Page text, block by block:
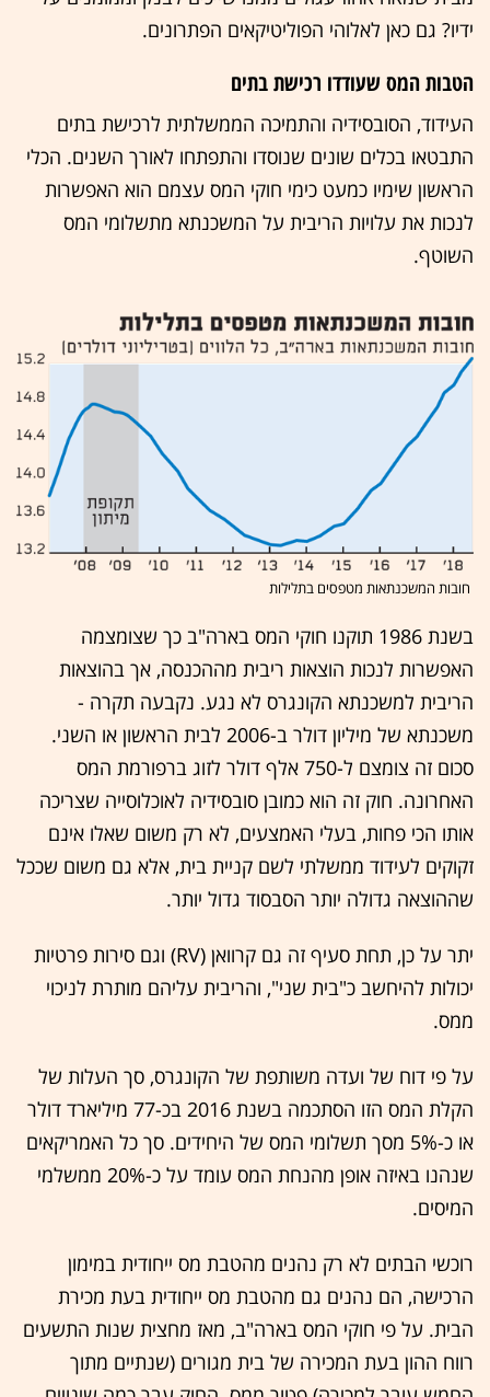
ידיו? גם כאן לאלוהי הפוליטיקאים הפתרונים.
הטבות המס שעודדו רכישת בתים
העידוד, הסובסידיה והתמיכה הממשלתית לרכישת בתים
התבטאו בכלים שונים שנוסדו והתפתחו לאורך השנים. הכלי
הראשון שימיו כמעט כימי חוקי המס עצמם הוא האפשרות
לנכות את עלויות הריבית על המשכנתא מתשלומי המס
השוטף.
חובות המשכנתאות מטפסים בתלילות
בשנת 1986 תוקנו חוקי המס בארה"ב כך שצומצמה
האפשרות לנכות הוצאות ריבית מההכנסה, אך בהוצאות
הריבית למשכנתא הקונגרס לא נגע. נקבעה תקרה -
משכנתא של מיליון דולר ב-2006 לבית הראשון או השני.
סכום זה צומצם ל-750 אלף דולר לזוג ברפורמת המס
האחרונה. חוק זה הוא כמובן סובסידיה לאוכלוסייה שצריכה
אותו הכי פחות, בעלי האמצעים, לא רק משום שאלו אינם
זקוקים לעידוד ממשלתי לשם קניית בית, אלא גם משום שככל
שההוצאה גדולה יותר הסבסוד גדול יותר.
יתר על כן, תחת סעיף זה גם קרוואן (RV) וגם סירות פרטיות
יכולות להיחשב כ"בית שני", והריבית עליהם מותרת לניכוי
ממס.
על פי דוח של ועדה משותפת של הקונגרס, סך העלות של
הקלת המס הזו הסתכמה בשנת 2016 בכ-77 מיליארד דולר
או כ-5% מסך תשלומי המס של היחידים. סך כל האמריקאים
שנהנו באיזה אופן מהנחת המס עומד על כ-20% ממשלמי
המיסים.
רוכשי הבתים לא רק נהנים מהטבת מס ייחודית במימון
הרכישה, הם נהנים גם מהטבת מס ייחודית בעת מכירת
הבית. על פי חוקי המס בארה"ב, מאז מחצית שנות התשעים
רווח ההון בעת המכירה של בית מגורים (שנתיים מתוך